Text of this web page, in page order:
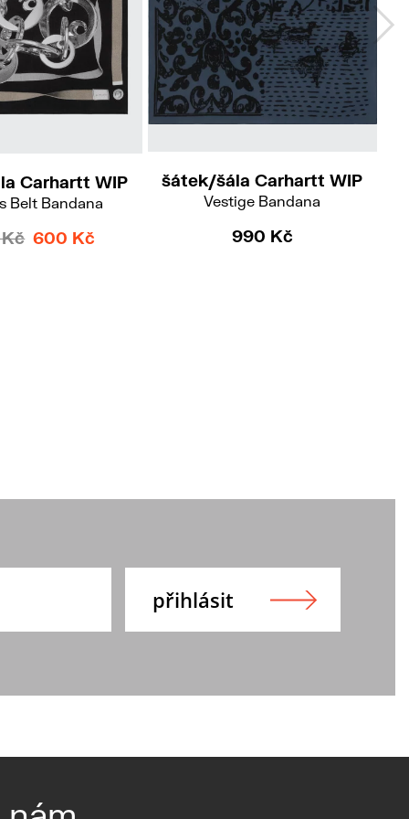
Carhartt WIP
Belt Bandana
Kč 600 Kč
šátek/šála Carhartt WIP
Vestige Bandana
990 Kč